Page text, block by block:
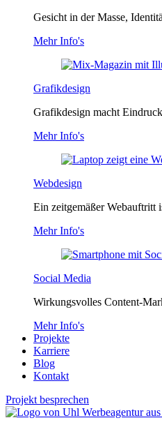
Gesicht in der Masse,
Mehr Info's
Grafikdesign
Grafikdesign macht
Mehr Info's
Webdesign
Ein zeitgemäßer
Mehr Info's
Social Media
Wirkungsvolles Content-
Mehr Info's
Projekte
Karriere
Blog
Kontakt
Projekt besprechen